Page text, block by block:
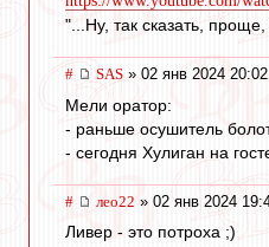
"...Ну, так сказать,
# SAS » 02 янв 2024 20:02
Мели оратор:
- раньше осушитель
- сегодня Хулиган на
# лео22 » 02 янв 2024
Ливер - это потроха ;)